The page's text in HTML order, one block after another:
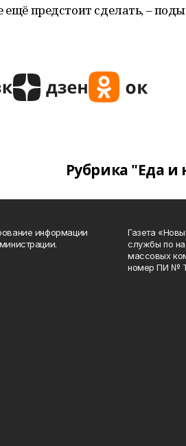
ещё предстоит сделать, –
Рубрика "Еда и
информации
Газета
службы по
массовых
номер ПИ №